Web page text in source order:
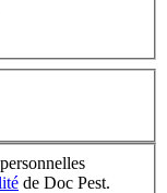
de Doc Pest.